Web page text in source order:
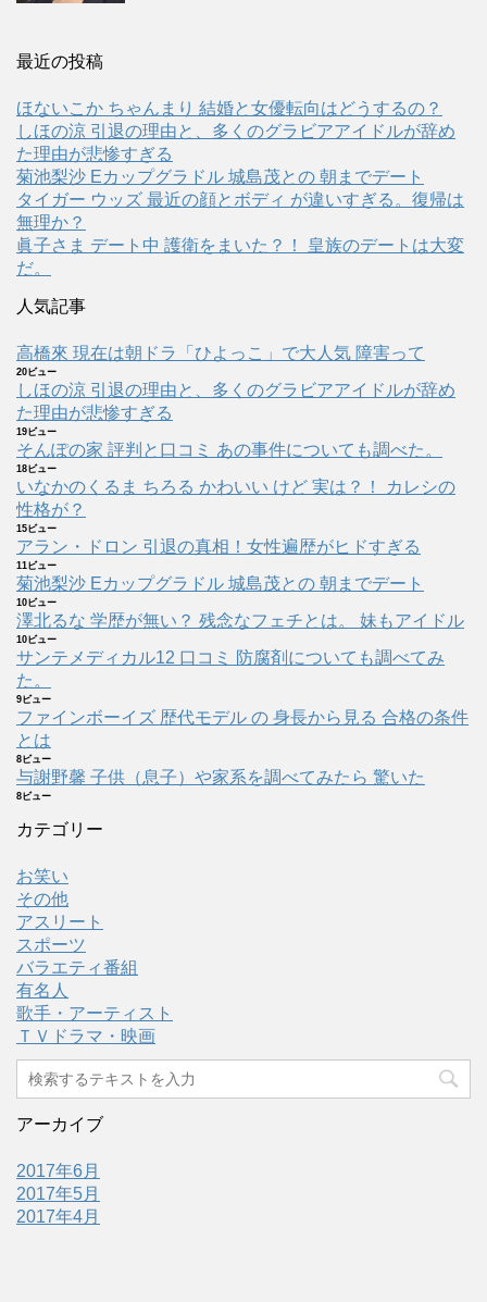
最近の投稿
ほないこか ちゃんまり 結婚と女優転向はどうするの？
しほの涼 引退の理由と、多くのグラビアアイドルが辞め
た理由が悲惨すぎる
菊池梨沙 Eカップグラドル 城島茂との 朝までデート
タイガー ウッズ 最近の顔とボディ が違いすぎる。復帰は
無理か？
眞子さま デート中 護衛をまいた？！ 皇族のデートは大変
だ。
人気記事
高橋來 現在は朝ドラ「ひよっこ」で大人気 障害って
20ビュー
しほの涼 引退の理由と、多くのグラビアアイドルが辞め
た理由が悲惨すぎる
19ビュー
そんぽの家 評判と口コミ あの事件についても調べた。
18ビュー
いなかのくるま ちろる かわいい けど 実は？！ カレシの
性格が？
15ビュー
アラン・ドロン 引退の真相！女性遍歴がヒドすぎる
11ビュー
菊池梨沙 Eカップグラドル 城島茂との 朝までデート
10ビュー
澤北るな 学歴が無い？ 残念なフェチとは。 妹もアイドル
10ビュー
サンテメディカル12 口コミ 防腐剤についても調べてみ
た。
9ビュー
ファインボーイズ 歴代モデル の 身長から見る 合格の条件
とは
8ビュー
与謝野馨 子供（息子）や家系を調べてみたら 驚いた
8ビュー
カテゴリー
お笑い
その他
アスリート
スポーツ
バラエティ番組
有名人
歌手・アーティスト
ＴＶドラマ・映画
アーカイブ
2017年6月
2017年5月
2017年4月